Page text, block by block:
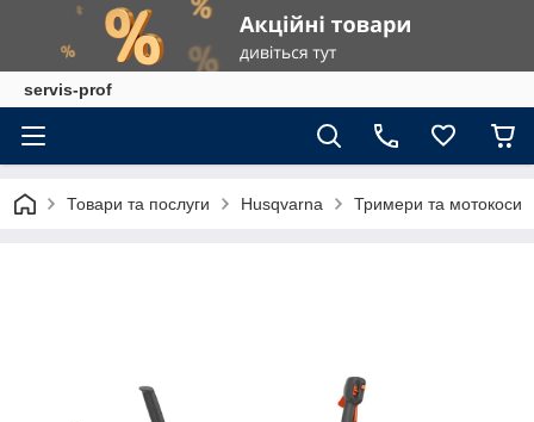
servis-prof
Товари та послуги Husqvarna Тримери та мотокоси